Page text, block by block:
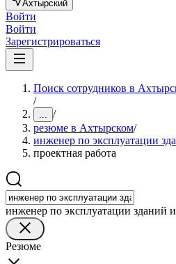
Ахтырский
Войти
Войти
Зарегистрироваться
Поиск сотрудников в
/
... /
резюме в Ахтырском/
инженер по эксплуатации
проектная работа
инженер по эксплуатации зданий
Резюме